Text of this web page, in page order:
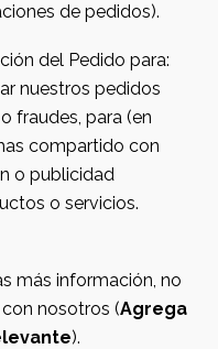
de pedidos).
del Pedido para:
nuestros pedidos
fraudes, para (en
compartido con
o publicidad
o servicios.
más información, no
nosotros (Agrega
).